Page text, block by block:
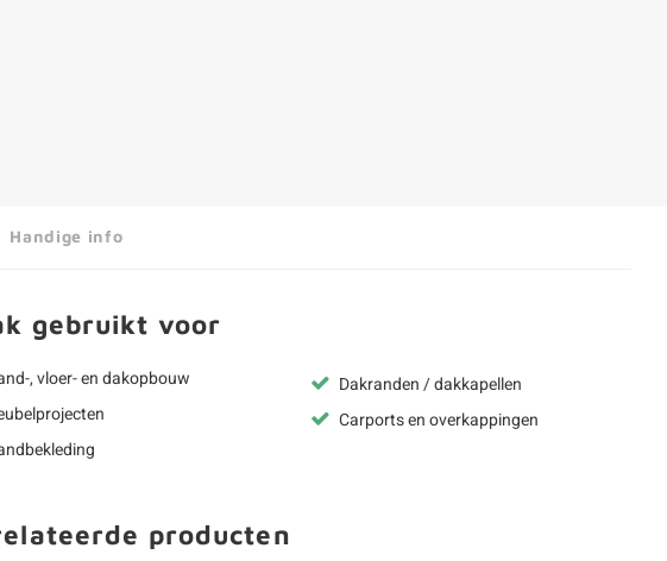
Handige info
gebruikt voor
, vloer- en dakopbouw
Dakranden / dakkapellen
Carports en overkappingen
producten